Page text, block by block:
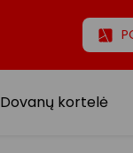
Dovanų kortelė